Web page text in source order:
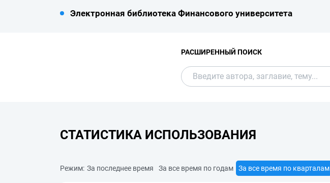
Электронная библиотека Финансового университета
РАСШИРЕННЫЙ ПОИСК
СТАТИСТИКА ИСПОЛЬЗОВАНИЯ
Режим: За последнее время За все время по годам За все время по кварталам